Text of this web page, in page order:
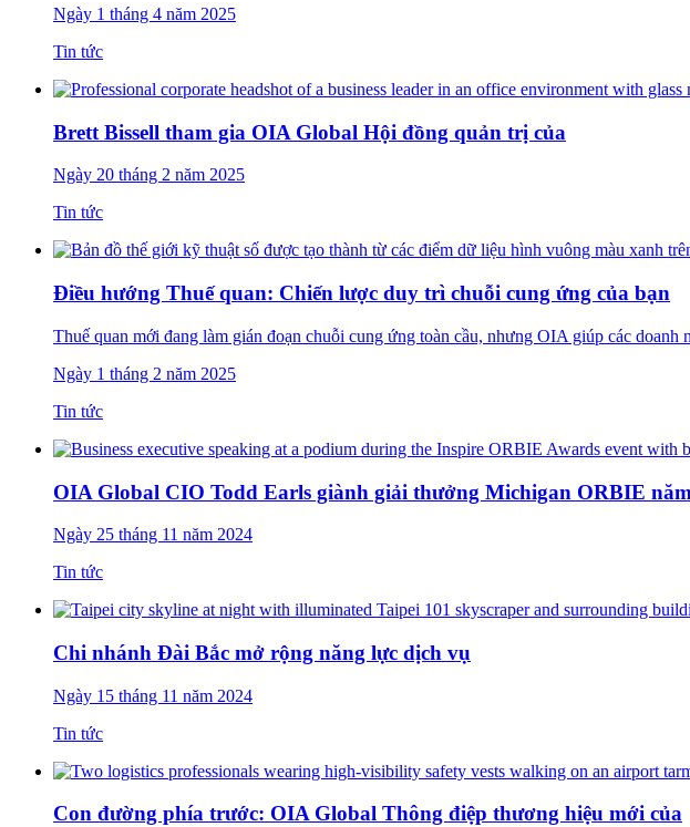
Ngày 1 tháng 4 năm 2025
Tin tức
Brett Bissell tham gia OIA Global Hội đồng quản trị của
Ngày 20 tháng 2 năm 2025
Tin tức
Điều hướng Thuế quan: Chiến lược duy trì chuỗi cung ứng của bạn
Thuế quan mới đang làm gián đoạn chuỗi cung ứng toàn cầu, nhưng OIA giúp các
Ngày 1 tháng 2 năm 2025
Tin tức
OIA Global CIO Todd Earls giành giải thưởng Michigan ORBIE
Ngày 25 tháng 11 năm 2024
Tin tức
Chi nhánh Đài Bắc mở rộng năng lực dịch vụ
Ngày 15 tháng 11 năm 2024
Tin tức
Con đường phía trước: OIA Global Thông điệp thương hiệu mới của